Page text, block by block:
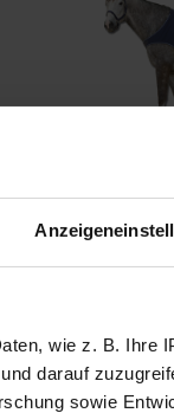
wie z. B. Ihre
darauf
sowie
Fleece
Mehr